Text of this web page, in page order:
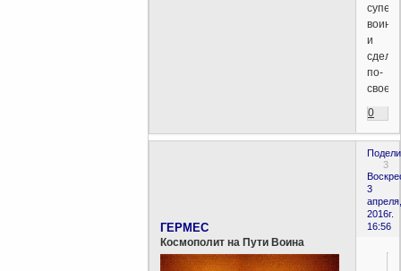
супер-
и
по-
0
3
3
апреля,
2016г.
16:56
ГЕРМЕС
Космополит на Пути Воина